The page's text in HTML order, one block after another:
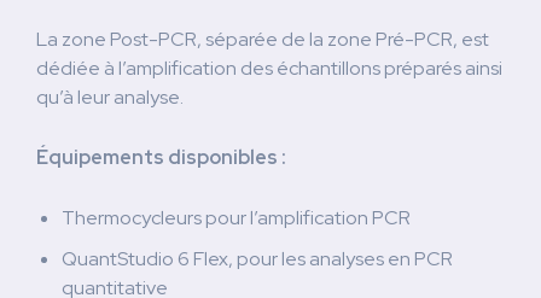
La zone Post-PCR, séparée de la zone Pré-PCR, est
dédiée à l’amplification des échantillons préparés ainsi
qu’à leur analyse.
Équipements disponibles :
Thermocycleurs pour l’amplification PCR
QuantStudio 6 Flex, pour les analyses en PCR
quantitative